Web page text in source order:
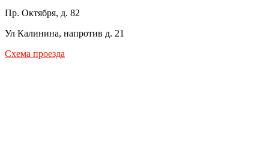
Пр. Октября, д. 82
Ул Калинина, напротив д. 21
Схема проезда